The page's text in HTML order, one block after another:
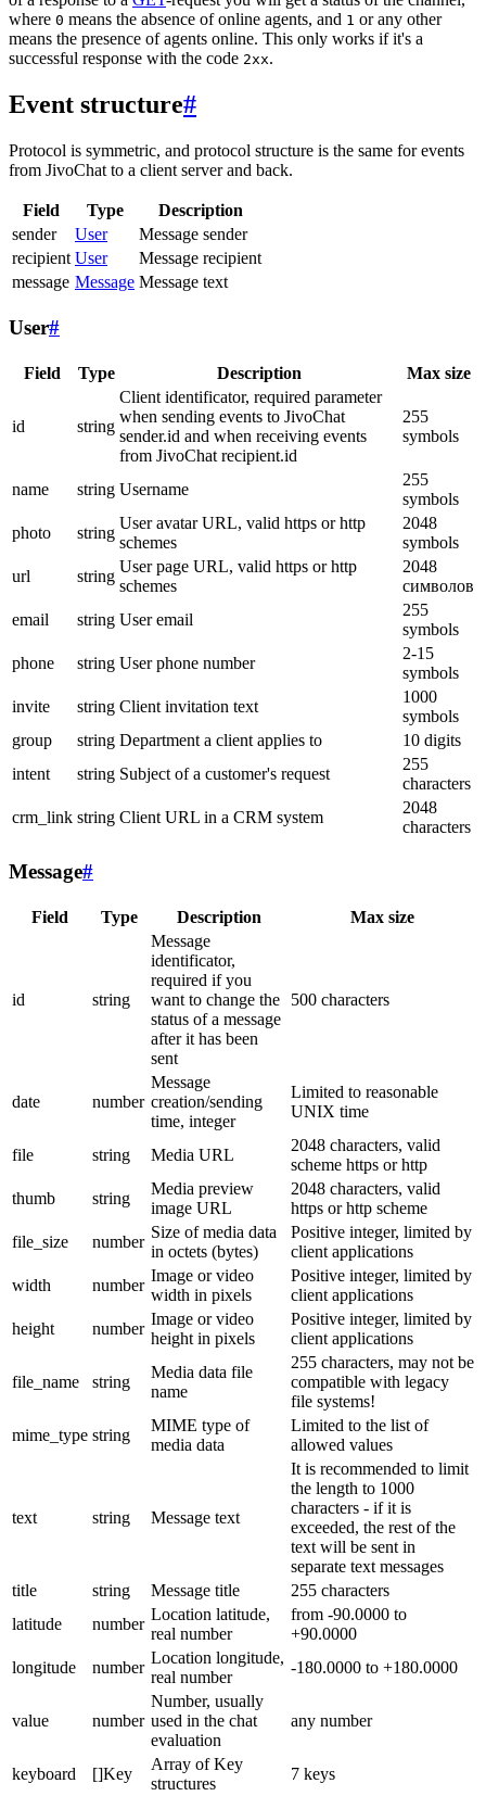
where 0 means the absence of online agents, and 1 or any other
means the presence of agents online. This only works if it's a
successful response with the code 2xx.
Event structure#
Protocol is symmetric, and protocol structure is the same for events
from JivoChat to a client server and back.
Field Type
Description
sender
User
Message sender
recipient User
Message recipient
message Message Message text
User#
Field Type Description Max size
id string
Client identificator, required parameter
when sending events to JivoChat
sender.id and when receiving events
from JivoChat recipient.id
255
symbols
name string Username
255
symbols
photo
string
User avatar URL, valid https or http
schemes
2048
symbols
url
string
User page URL, valid https or http
schemes
2048
символов
email
string User email
255
symbols
phone
string User phone number
2-15
symbols
invite
string Client invitation text
1000
symbols
group
string Department a client applies to
10 digits
intent
string Subject of a customer's request
255
characters
crm_link string Client URL in a CRM system
2048
characters
Message#
Field Type Description Max size
id string
Message
identificator,
required if you
want to change the
status of a message
after it has been
sent
500 characters
date number
Message
creation/sending
time, integer
Limited to reasonable
UNIX time
file string Media URL
2048 characters, valid
scheme https or http
thumb
string
Media preview
image URL
2048 characters, valid
https or http scheme
file_size
number
Size of media data
in octets (bytes)
Positive integer, limited by
client applications
width
number
Image or video
width in pixels
Positive integer, limited by
client applications
height
number
Image or video
height in pixels
Positive integer, limited by
client applications
file_name string
Media data file
name
255 characters, may not be
compatible with legacy
file systems!
mime_type string
MIME type of
media data
Limited to the list of
allowed values
text string Message text
It is recommended to limit
the length to 1000
characters - if it is
exceeded, the rest of the
text will be sent in
separate text messages
title
string Message title
255 characters
latitude
number
Location latitude,
real number
from -90.0000 to
+90.0000
longitude
number
Location longitude,
real number
-180.0000 to +180.0000
value number
Number, usually
used in the chat
evaluation
any number
keyboard []Key
Array of Key
structures
7 keys